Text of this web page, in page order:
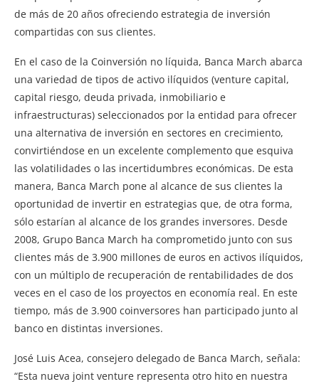
de más de 20 años ofreciendo estrategia de inversión
compartidas con sus clientes.
En el caso de la Coinversión no líquida, Banca March abarca
una variedad de tipos de activo ilíquidos (venture capital,
capital riesgo, deuda privada, inmobiliario e
infraestructuras) seleccionados por la entidad para ofrecer
una alternativa de inversión en sectores en crecimiento,
convirtiéndose en un excelente complemento que esquiva
las volatilidades o las incertidumbres económicas. De esta
manera, Banca March pone al alcance de sus clientes la
oportunidad de invertir en estrategias que, de otra forma,
sólo estarían al alcance de los grandes inversores. Desde
2008, Grupo Banca March ha comprometido junto con sus
clientes más de 3.900 millones de euros en activos ilíquidos,
con un múltiplo de recuperación de rentabilidades de dos
veces en el caso de los proyectos en economía real. En este
tiempo, más de 3.900 coinversores han participado junto al
banco en distintas inversiones.
José Luis Acea, consejero delegado de Banca March, señala:
“Esta nueva joint venture representa otro hito en nuestra